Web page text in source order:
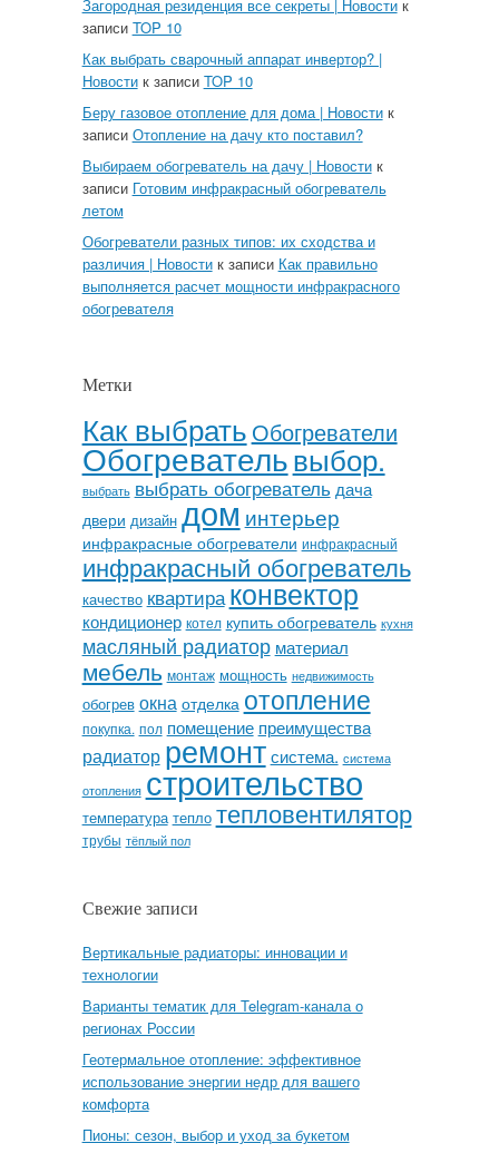
Загородная резиденция все секреты | Новостик
записи TOP 10
Как выбрать сварочный аппарат инвертор? |
Новостик записи TOP 10
Беру газовое отопление для дома | Новостик
записи Отопление на дачу кто поставил?
Выбираем обогреватель на дачу | Новостик
записи Готовим инфракрасный обогреватель
летом
Обогреватели разных типов: их сходства и
различия | Новостик записи Как правильно
выполняется расчет мощности инфракрасного
обогревателя
Метки
Как выбрать Обогреватели
Обогревательвыбор.
выбрать выбрать обогреватель дача
двери дизайн дом интерьер
инфракрасные обогреватели инфракрасный
инфракрасный обогреватель
качество квартираконвектор
кондиционер котел купить обогреватель кухня
масляный радиатор материал
мебель монтаж мощность недвижимость
обогрев окна отделка отопление
покупка. пол помещение преимущества
радиатор ремонт система. система
отопления строительство
температура тепло тепловентилятор
трубы тёплый пол
Свежие записи
Вертикальные радиаторы: инновации и
технологии
Варианты тематик для Telegram-канала о
регионах России
Геотермальное отопление: эффективное
использование энергии недр для вашего
комфорта
Пионы: сезон, выбор и уход за букетом